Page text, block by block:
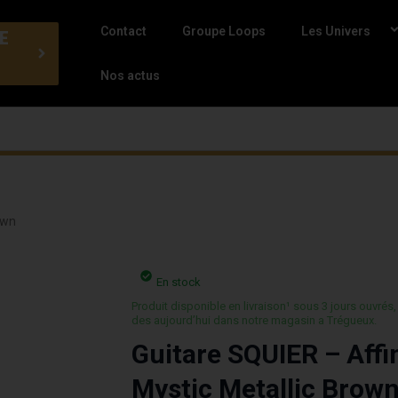
Contact Groupe Loops Les Univers
Nos actus
En stock
Produit disponible en livraison¹ sous 3 jours
des aujourd’hui dans notre magasin a Trégueux.
Guitare SQUIER –
Mystic Metallic